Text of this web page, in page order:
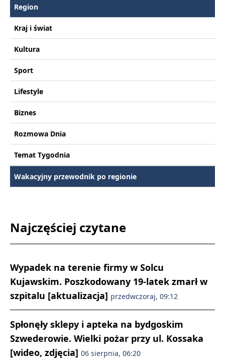
Region
Kraj i świat
Kultura
Sport
Lifestyle
Biznes
Rozmowa Dnia
Temat Tygodnia
Wakacyjny przewodnik po regionie
Najczęściej czytane
Wypadek na terenie firmy w Solcu
Kujawskim. Poszkodowany 19-latek zmarł w
szpitalu [aktualizacja] przedwczoraj, 09:12
Spłonęły sklepy i apteka na bydgoskim
Szwederowie. Wielki pożar przy ul. Kossaka
[wideo, zdjęcia] 06 sierpnia, 06:20